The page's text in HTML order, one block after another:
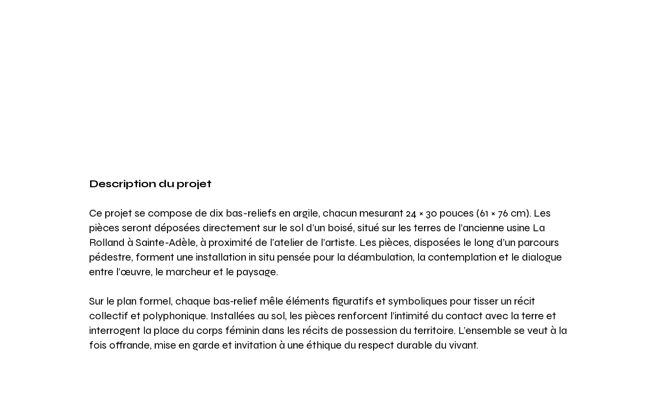
Description du projet
Ce projet se compose de dix bas-reliefs en argile, chacun mesurant 24 × 30 pouces (61 × 76 cm). Les
pièces seront déposées directement sur le sol d’un boisé, situé sur les terres de l’ancienne usine La
Rolland à Sainte-Adèle, à proximité de l'atelier de l’artiste. Les pièces, disposées le long d’un parcours
pédestre, forment une installation in situ pensée pour la déambulation, la contemplation et le dialogue
entre l’œuvre, le marcheur et le paysage.
Sur le plan formel, chaque bas‑relief mêle éléments figuratifs et symboliques pour tisser un récit
collectif et polyphonique. Installées au sol, les pièces renforcent l’intimité du contact avec la terre et
interrogent la place du corps féminin dans les récits de possession du territoire. L’ensemble se veut à la
fois offrande, mise en garde et invitation à une éthique du respect durable du vivant.